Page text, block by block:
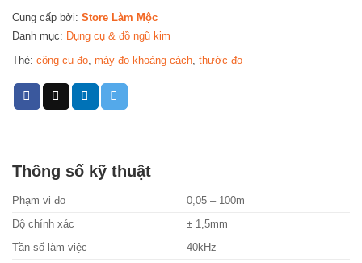
Cung cấp bởi: Store Làm Mộc
Danh mục: Dụng cụ & đồ ngũ kim
Thẻ: công cụ đo máy đo khoảng cách thước đo
Thông số kỹ thuật
Phạm vi đo
0,05 – 100m
Độ chính xác
± 1,5mm
Tần số làm việc
40kHz